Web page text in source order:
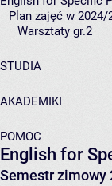
Plan zajęć w 2024/
Warsztaty gr.2
STUDIA
AKADEMIKI
POMOC
English for
Semestr zimowy